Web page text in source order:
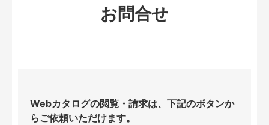
お問合せ
Webカタログの閲覧・請求は、下記のボタンか
らご依頼いただけます。